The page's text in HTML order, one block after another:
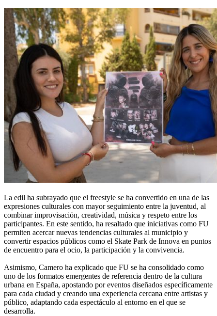
La edil ha subrayado que el freestyle se ha convertido en una de las
expresiones culturales con mayor seguimiento entre la juventud, al
combinar improvisación, creatividad, música y respeto entre los
participantes. En este sentido, ha resaltado que iniciativas como FU
permiten acercar nuevas tendencias culturales al municipio y
convertir espacios públicos como el Skate Park de Innova en puntos
de encuentro para el ocio, la participación y la convivencia.
Asimismo, Camero ha explicado que FU se ha consolidado como
uno de los formatos emergentes de referencia dentro de la cultura
urbana en España, apostando por eventos diseñados específicamente
para cada ciudad y creando una experiencia cercana entre artistas y
público, adaptando cada espectáculo al entorno en el que se
desarrolla.